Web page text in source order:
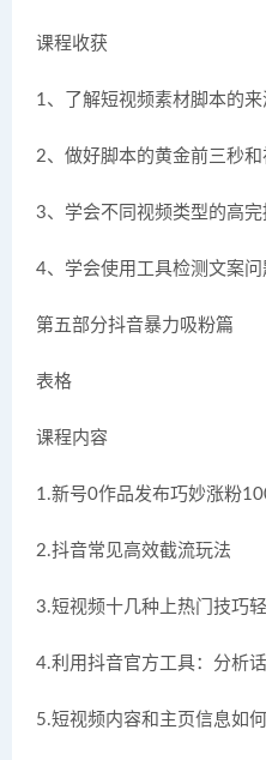
课程收获
1、了解短视频素材脚本的来
2、做好脚本的黄金前三秒和
3、学会不同视频类型的高完
4、学会使用工具检测文案问
第五部分抖音暴力吸粉篇
表格
课程内容
1.新号0作品发布巧妙涨粉
2.抖音常见高效截流玩法
3.短视频十几种上热门技巧
4.利用抖音官方工具：分析
5.短视频内容和主页信息如